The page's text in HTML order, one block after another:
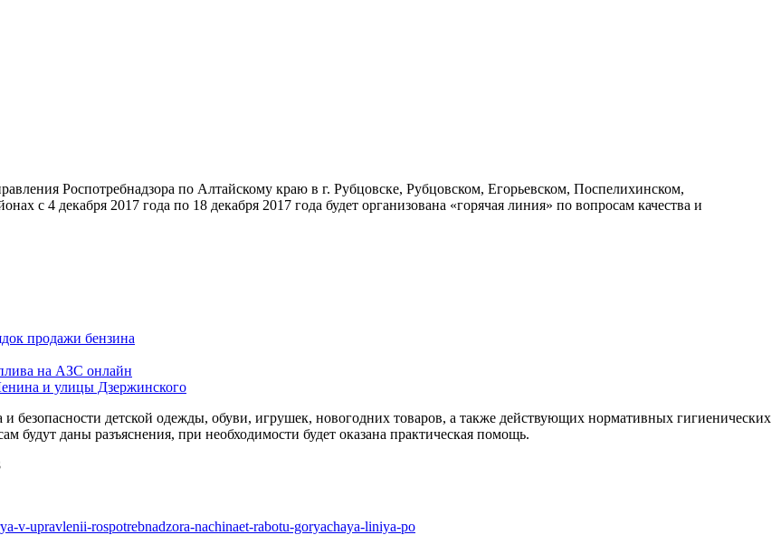
Роспотребнадзора по Алтайскому краю в г. Рубцовске, Рубцовском, Егорьевском, Поспелихинском,
с 4 декабря 2017 года по 18 декабря 2017 года будет организована «горячая линия» по вопросам качества и
продажи бензина
на АЗС онлайн
и улицы Дзержинского
безопасности детской одежды, обуви, игрушек, новогодних товаров, а также действующих нормативных гигиенических
будут даны разъяснения, при необходимости будет оказана практическая помощь.
v-upravlenii-rospotrebnadzora-nachinaet-rabotu-goryachaya-liniya-po